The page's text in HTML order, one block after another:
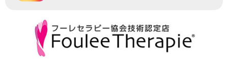
【高槻市】足でほぐすリンパマッサージ♪今週のご予約可能
2023/07/01